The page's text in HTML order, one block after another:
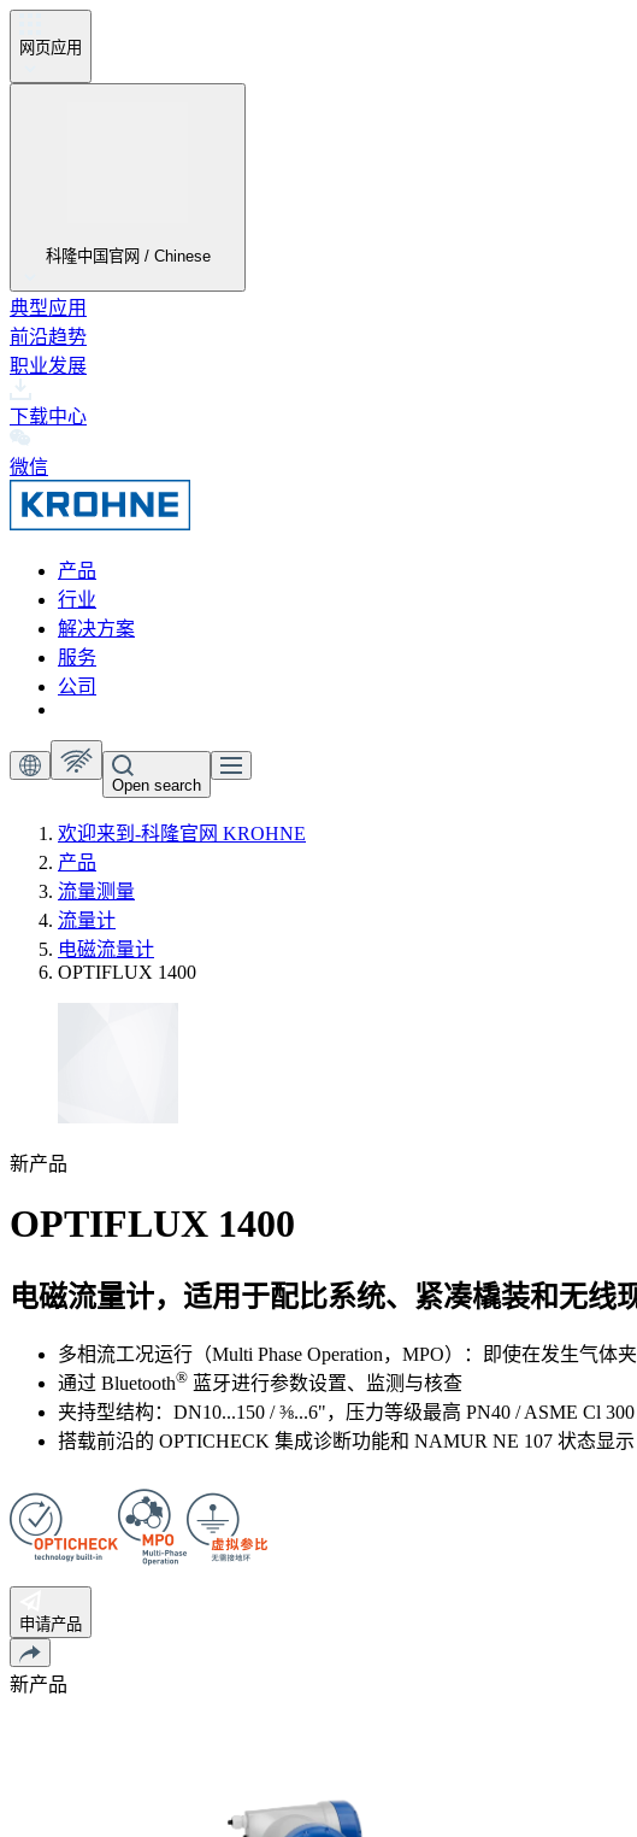
网页应用
科隆中国官网 / Chinese
典型应用
前沿趋势
职业发展
下载中心
微信
产品
行业
解决方案
服务
公司
Open search
欢迎来到-科隆官网 KROHNE
产品
流量测量
流量计
电磁流量计
OPTIFLUX 1400
新产品
OPTIFLUX 1400
电磁流量计，适用于配比系统、紧凑橇装和无线
多相流工况运行（Multi Phase Operation，MPO）：即使在发生气
通过 Bluetooth® 蓝牙进行参数设置、监测与核查
夹持型结构：DN10...150 / ⅜...6"，压力等级最高 PN40 / ASME Cl 300
搭载前沿的 OPTICHECK 集成诊断功能和 NAMUR NE 107 状态显
申请产品
新产品